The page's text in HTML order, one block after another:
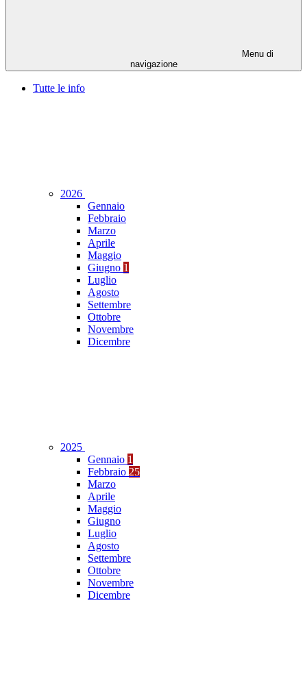
Menu di
navigazione
Tutte le info
2026
Gennaio
Febbraio
Marzo
Aprile
Maggio
Giugno 1
Luglio
Agosto
Settembre
Ottobre
Novembre
Dicembre
2025
Gennaio 1
Febbraio 25
Marzo
Aprile
Maggio
Giugno
Luglio
Agosto
Settembre
Ottobre
Novembre
Dicembre